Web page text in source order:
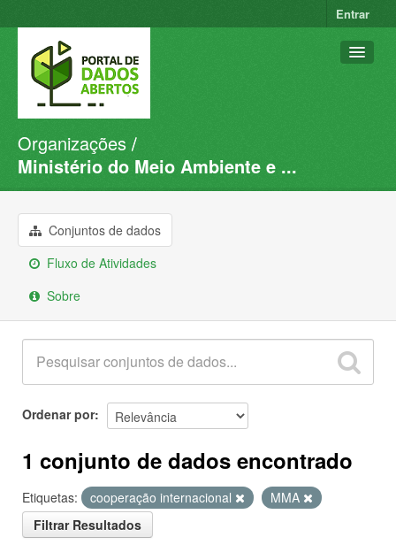
Entrar
Conjuntos de dados
Organizações
Sobre
Organizações
Ministério do Meio Ambiente e ...
Conjuntos de dados
Fluxo de Atividades
Sobre
Ordenar por
1 conjunto de dados encontrado
Etiquetas: cooperação internacional
MMA
Filtrar Resultados